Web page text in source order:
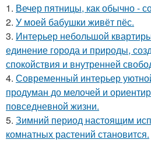
1. Вечер пятницы, как обычно -
2. У моей бабушки живёт пёс.
3. Интерьер небольшой
единение города и природы,
спокойствия и внутренней
4. Современный интерьер
продуман до мелочей и
повседневной жизни.
5. Зимний период настоящим
комнатных растений становится.